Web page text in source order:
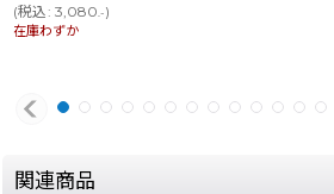
(税込: 3,080 .-)
在庫わずか
関連商品